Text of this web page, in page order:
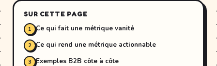
SUR CETTE PAGE
Ce qui fait une métrique vanité
Ce qui rend une métrique actionnable
Exemples B2B côte à côte